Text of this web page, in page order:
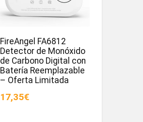
FireAngel FA6812
Detector de Monóxido
de Carbono Digital con
Batería Reemplazable
– Oferta Limitada
17,35€